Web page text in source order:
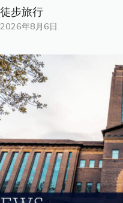
徒步旅行
2026年8月6日